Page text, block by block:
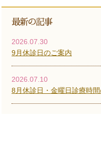
2026.07.30
9月休診日のご案内
2026.07.10
8月休診日・金曜日診療時